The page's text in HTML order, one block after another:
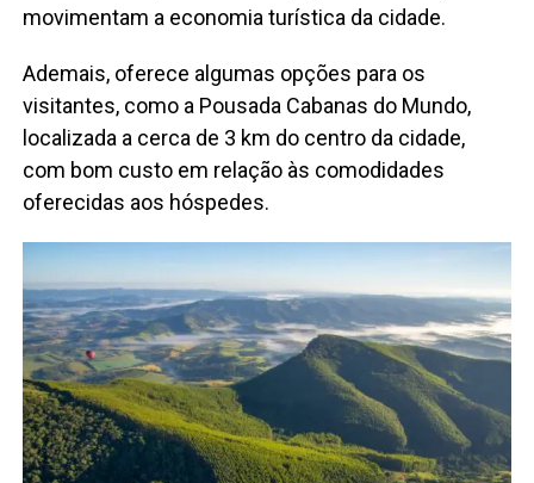
movimentam a economia turística da cidade.
Ademais, oferece algumas opções para os
visitantes, como a Pousada Cabanas do Mundo,
localizada a cerca de 3 km do centro da cidade,
com bom custo em relação às comodidades
oferecidas aos hóspedes.